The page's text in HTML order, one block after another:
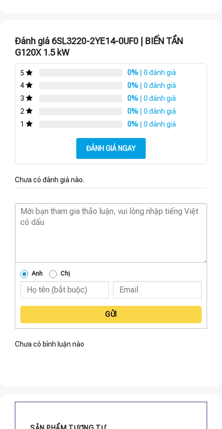
Đánh giá 6SL3220-2YE14-0UF0 | BIẾN TẦN
G120X 1.5 kW
5 0% | 0 đánh giá
4
0% | 0 đánh giá
3
0% | 0 đánh giá
2
0% | 0 đánh giá
1
0% | 0 đánh giá
ĐÁNH GIÁ NGAY
Chưa có đánh giá nào.
Anh Chị
GỬI
Chưa có bình luận nào